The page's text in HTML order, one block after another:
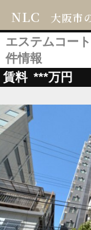
NLC 大阪市
エステムコー
件情報
賃料 ***万円